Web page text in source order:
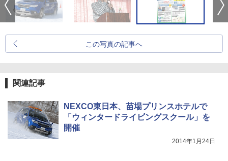
この写真の記事へ
関連記事
NEXCO東日本、苗場プリンスホテルで
「ウィンタードライビングスクール」を
開催
2014年1月24日